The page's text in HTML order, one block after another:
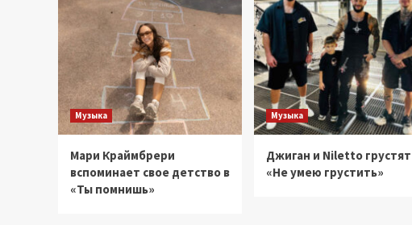
осени
Музыка
Мари Краймбрери
вспоминает свое детство в
«Ты помнишь»
Музыка
Джиган и Niletto
«Не умею грустить»